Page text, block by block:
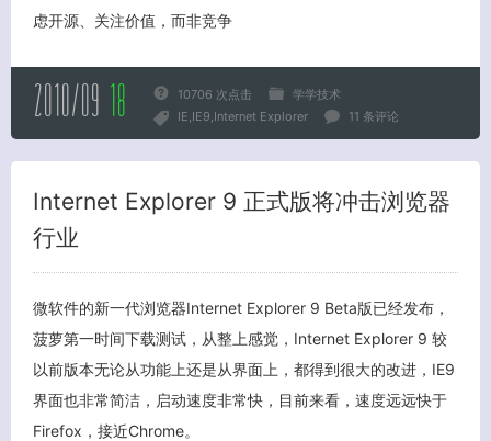
虑开源、关注价值，而非竞争
2010/09 18 10706 次点击
学学技术
IE IE9 Internet Explorer 11 条评论
Internet Explorer 9 正式版将冲击浏览器
行业
微软件的新一代浏览器Internet Explorer 9 Beta版已经发布，
菠萝第一时间下载测试，从整上感觉，Internet Explorer 9 较
以前版本无论从功能上还是从界面上，都得到很大的改进，IE9
界面也非常简洁，启动速度非常快，目前来看，速度远远快于
Firefox，接近Chrome。